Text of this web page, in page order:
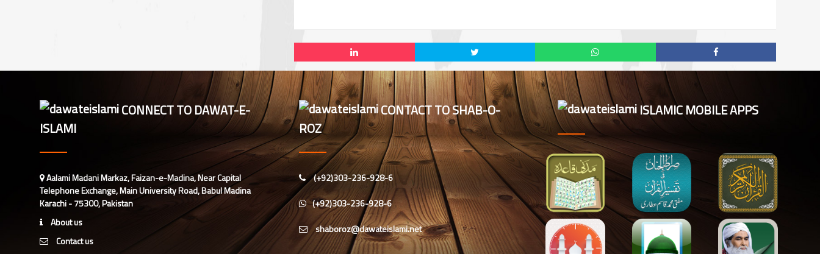
CONNECT TO DAWAT-E-
ISLAMI
Aalami Madani Markaz, Faizan-e-Madina, Near Capital
Telephone Exchange, Main University Road, Babul Madina
Karachi - 75300, Pakistan
About us
Contact us
CONTACT TO SHAB-O-
ROZ
(+92)303-236-928-6
(+92)303-236-928-6
shaboroz@dawateislami.net
ISLAMIC MOBILE APPS